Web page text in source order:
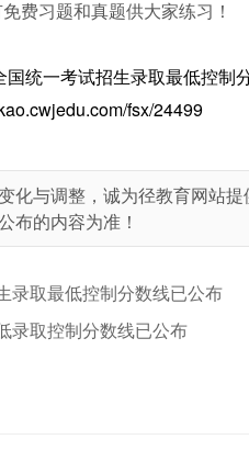
费习题和真题供大家练习！
统一考试招生录取最低控制
fsx/24499
化与调整，诚为径教育网站
布的内容为准！
录取最低控制分数线已公布
录取控制分数线已公布